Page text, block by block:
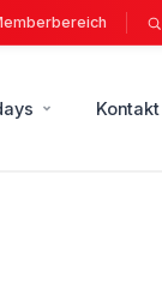
Kontakt